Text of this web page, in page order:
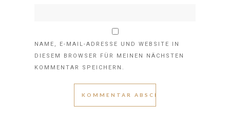
NAME, E-MAIL-ADRESSE UND WEBSITE IN
DIESEM BROWSER FÜR MEINEN NÄCHSTEN
KOMMENTAR SPEICHERN.